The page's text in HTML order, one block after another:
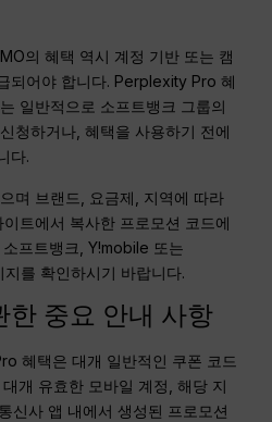
의 혜택 역시 계정 기반 또는 캠
되어야 합니다. Perplexity Pro 혜
일반적으로 소프트뱅크 그룹의
청하거나, 혜택을 사용하기 전에
다.
며 브랜드, 요금제, 지역에 따라
트에서 복사한 프로모션 코드에
프트뱅크, Y!mobile 또는
를 확인하시기 바랍니다.
한 중요 안내 사항
혜택은 대개 일반적인 쿠폰 코드
개 유효한 모바일 계정, 해당 지
신사 앱 내에서 생성된 프로모션